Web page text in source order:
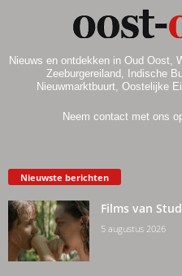
Nieuws en ontdekken in Oud Oost,
Zeeburgereiland, Indische
Nieuwmarktbuurt, Oostelijke
Neem contact met ons
Nieuwste berichten
Films van
5 augustus 2026